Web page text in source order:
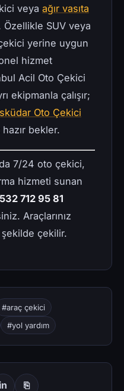
veya ağır vasıta
Özellikle SUV veya
yerine uygun
hizmet
Acil Oto Çekici
ekipmanla çalışır;
Oto Çekici
bekler.
7/24 oto çekici,
hizmeti sunan
712 95 81
Araçlarınız
şekilde çekilir.
#araç çekici
#yol yardım
in ⎘